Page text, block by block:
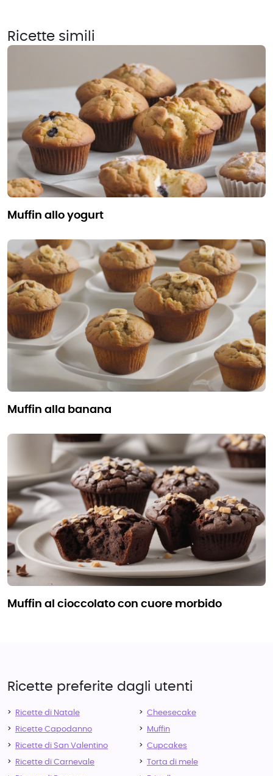
Ricette simili
muffin allo yogurt
muffin alla banana
muffin al cioccolato con cuore morbido
Ricette preferite dagli utenti
Ricette di Natale
Ricette Capodanno
Ricette di San Valentino
Ricette di Carnevale
Cheesecake
Muffin
Cupcakes
Torta di mele